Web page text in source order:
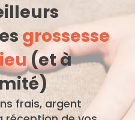
grossesse
(et à
frais, argent